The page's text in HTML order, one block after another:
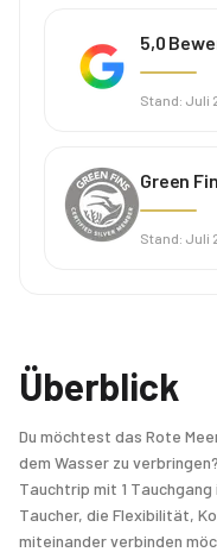
5,0
Stand: Juli
Green
Stand: Juli
Überblick
Du möchtest das Rote
dem Wasser zu
Tauchtrip mit 1
Taucher, die Flexibilität,
miteinander verbinden